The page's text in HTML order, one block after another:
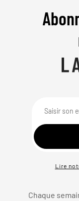
Lire
Chaque